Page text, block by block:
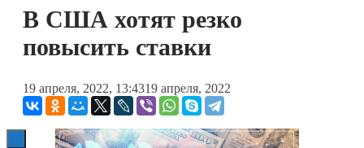
Книги
В США хотят резко
повысить ставки
19 апреля, 2022, 13:4319 апреля, 2022